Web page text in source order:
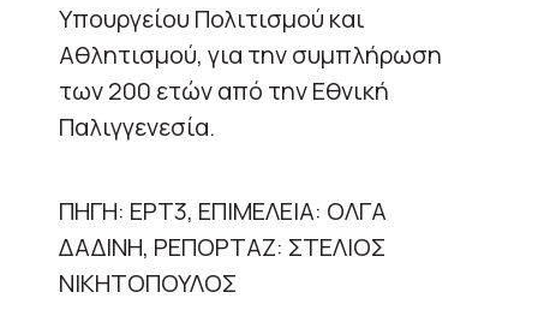
Υπουργείου Πολιτισμού και
Αθλητισμού, για την συμπλήρωση
των 200 ετών από την Εθνική
Παλιγγενεσία.
ΠΗΓΗ: ΕΡΤ3, ΕΠΙΜΕΛΕΙΑ: ΟΛΓΑ
ΔΑΔΙΝΗ, ΡΕΠΟΡΤΑΖ: ΣΤΕΛΙΟΣ
ΝΙΚΗΤΟΠΟΥΛΟΣ